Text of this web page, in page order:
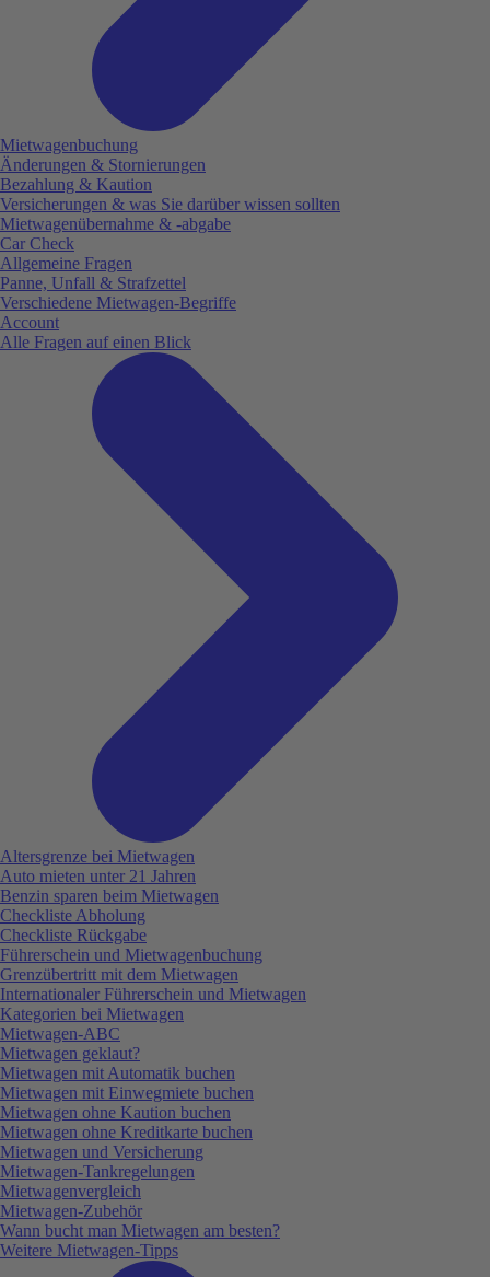
Mietwagenbuchung
Änderungen & Stornierungen
Bezahlung & Kaution
Versicherungen & was Sie darüber wissen sollten
Mietwagenübernahme & -abgabe
Car Check
Allgemeine Fragen
Panne, Unfall & Strafzettel
Verschiedene Mietwagen-Begriffe
Account
Alle Fragen auf einen Blick
Altersgrenze bei Mietwagen
Auto mieten unter 21 Jahren
Benzin sparen beim Mietwagen
Checkliste Abholung
Checkliste Rückgabe
Führerschein und Mietwagenbuchung
Grenzübertritt mit dem Mietwagen
Internationaler Führerschein und Mietwagen
Kategorien bei Mietwagen
Mietwagen-ABC
Mietwagen geklaut?
Mietwagen mit Automatik buchen
Mietwagen mit Einwegmiete buchen
Mietwagen ohne Kaution buchen
Mietwagen ohne Kreditkarte buchen
Mietwagen und Versicherung
Mietwagen-Tankregelungen
Mietwagenvergleich
Mietwagen-Zubehör
Wann bucht man Mietwagen am besten?
Weitere Mietwagen-Tipps